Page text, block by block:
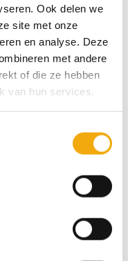
Ook delen we
site met onze
en analyse. Deze
met andere
of die ze hebben
van hun services.